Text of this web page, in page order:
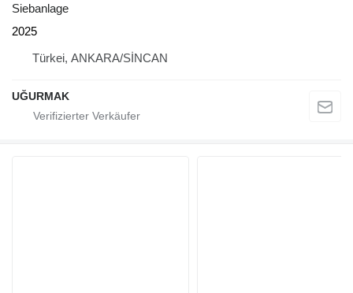
Siebanlage
2025
Türkei, ANKARA/SİNCAN
UĞURMAK